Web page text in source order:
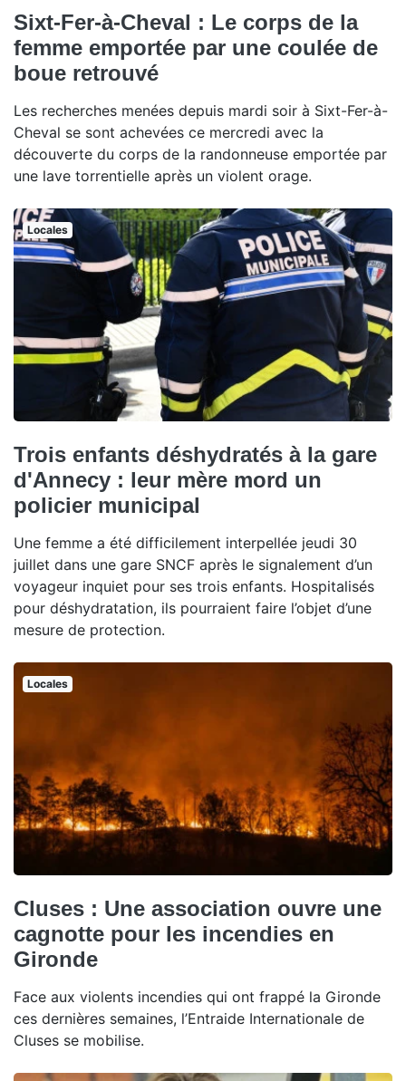
Sixt-Fer-à-Cheval : Le corps de la
femme emportée par une coulée de
boue retrouvé
Les recherches menées depuis mardi soir à Sixt-Fer-à-
Cheval se sont achevées ce mercredi avec la
découverte du corps de la randonneuse emportée par
une lave torrentielle après un violent orage.
Locales
Trois enfants déshydratés à la gare
d'Annecy : leur mère mord un
policier municipal
Une femme a été difficilement interpellée jeudi 30
juillet dans une gare SNCF après le signalement d’un
voyageur inquiet pour ses trois enfants. Hospitalisés
pour déshydratation, ils pourraient faire l’objet d’une
mesure de protection.
Locales
Cluses : Une association ouvre une
cagnotte pour les incendies en
Gironde
Face aux violents incendies qui ont frappé la Gironde
ces dernières semaines, l’Entraide Internationale de
Cluses se mobilise.